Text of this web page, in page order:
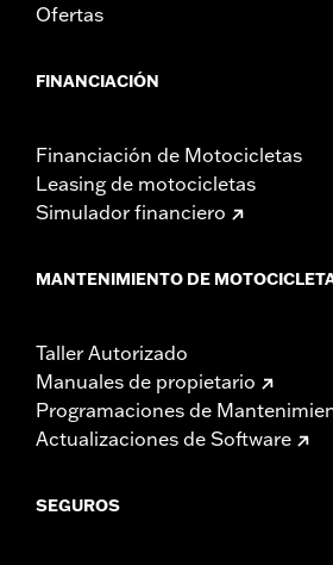
Ofertas
FINANCIACIÓN
Financiación de Motocicletas
Leasing de motocicletas
Simulador financiero
MANTENIMIENTO DE
Taller Autorizado
Manuales de propietario
Programaciones de
Actualizaciones de Software
SEGUROS